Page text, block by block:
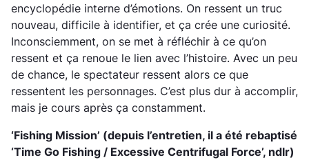
encyclopédie interne d’émotions. On ressent un truc
nouveau, difficile à identifier, et ça crée une curiosité.
Inconsciemment, on se met à réfléchir à ce qu’on
ressent et ça renoue le lien avec l’histoire. Avec un peu
de chance, le spectateur ressent alors ce que
ressentent les personnages. C’est plus dur à accomplir,
mais je cours après ça constamment.
‘Fishing Mission’ (depuis l’entretien, il a été rebaptisé
‘Time Go Fishing / Excessive Centrifugal Force’, ndlr)